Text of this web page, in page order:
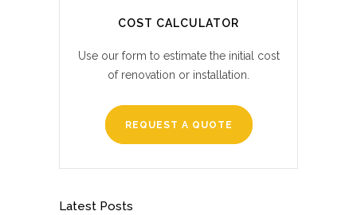
COST CALCULATOR
Use our form to estimate the initial cost
of renovation or installation.
REQUEST A QUOTE
Latest Posts